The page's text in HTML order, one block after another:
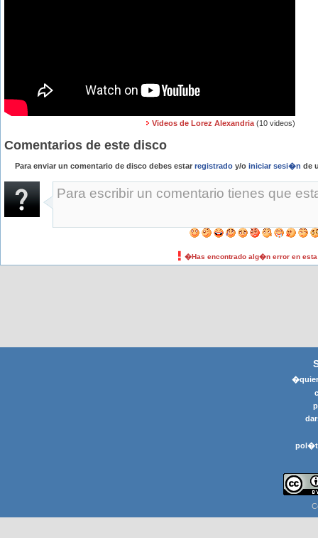
Videos de Lorez Alexandria (10 videos)
Comentarios de este disco
Para enviar un comentario de disco debes estar registrado y/o iniciar sesi�n de
�Has encontrado alg�n error en